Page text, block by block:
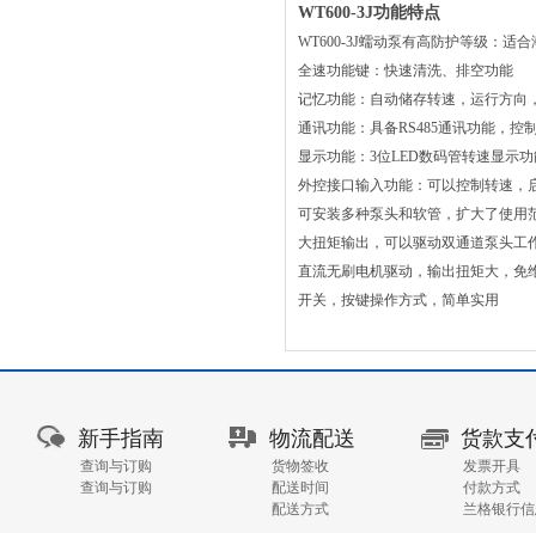
WT600-3J功能特点
WT600-3J蠕动泵有高防护等级：适
全速功能键：快速清洗、排空功能
记忆功能：自动储存转速，运行方向
通讯功能：具备RS485通讯功能，控
显示功能：3位LED数码管转速显示
外控接口输入功能：可以控制转速，
可安装多种泵头和软管，扩大了使用
大扭矩输出，可以驱动双通道泵头工
直流无刷电机驱动，输出扭矩大，免
开关，按键操作方式，简单实用
新手指南
查询与订购
查询与订购
物流配送
货物签收
配送时间
配送方式
货款支
发票开具
付款方式
兰格银行